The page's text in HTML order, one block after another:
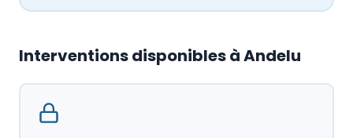
Interventions disponibles à Andelu